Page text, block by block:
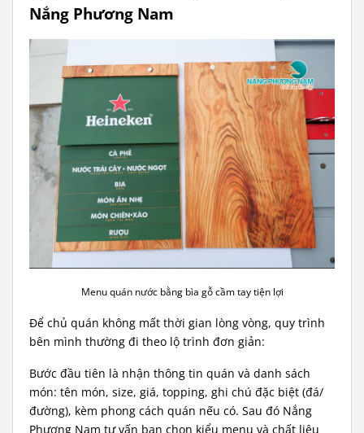
Nắng Phương Nam
Menu quán nước bằng bìa gỗ cầm tay tiện lợi
Để chủ quán không mất thời gian lòng vòng, quy trình
bên mình thường đi theo lộ trình đơn giản:
Bước đầu tiên là nhận thông tin quán và danh sách
món: tên món, size, giá, topping, ghi chú đặc biệt (đá/
đường), kèm phong cách quán nếu có. Sau đó Nắng
Phương Nam tư vấn bạn chọn kiểu menu và chất liệu